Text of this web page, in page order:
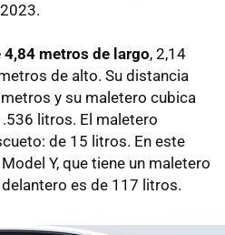
metros de largo, 2,14
de alto. Su distancia
y su maletero cubica
litros. El maletero
de 15 litros. En este
Y, que tiene un maletero
es de 117 litros.